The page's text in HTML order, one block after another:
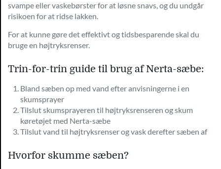
svampe eller vaskebørster for at løsne snavs, og du undgår
risikoen for at ridse lakken.
For at kunne gøre det effektivt og tidsbesparende skal du
bruge en højtryksrenser.
Trin-for-trin guide til brug af Nerta-sæbe:
Bland sæben op med vand efter anvisningerne i en
skumsprayer
Tilslut skumsprayeren til højtryksrenseren og skum
køretøjet med Nerta-sæbe
Tilslut vand til højtryksrenser og vask derefter sæben af
Hvorfor skumme sæben?